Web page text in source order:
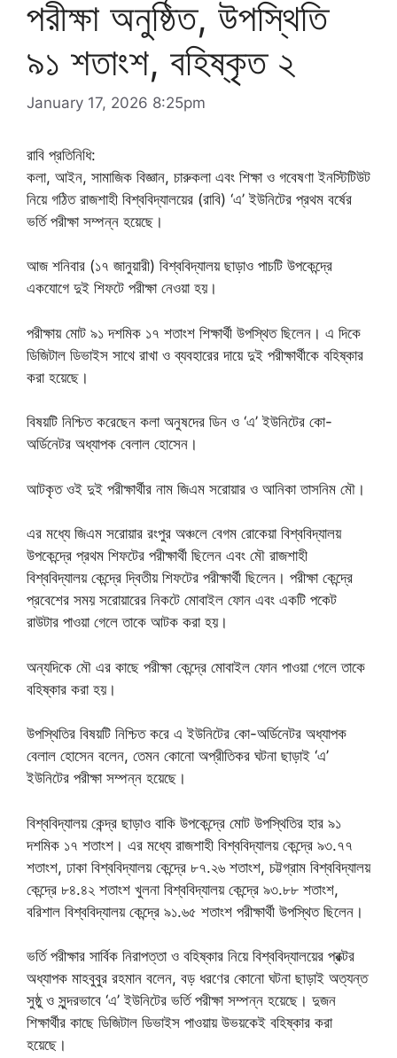
পরীক্ষা অনুষ্ঠিত, উপস্থিতি
৯১ শতাংশ, বহিষ্কৃত ২
January 17, 2026 8:25pm
রাবি প্রতিনিধি:
কলা, আইন, সামাজিক বিজ্ঞান, চারুকলা এবং শিক্ষা ও গবেষণা ইনস্টিটিউট
নিয়ে গঠিত রাজশাহী বিশ্ববিদ্যালয়ের (রাবি) ‘এ’ ইউনিটের প্রথম বর্ষের
ভর্তি পরীক্ষা সম্পন্ন হয়েছে।
আজ শনিবার (১৭ জানুয়ারী) বিশ্ববিদ্যালয় ছাড়াও পাচটি উপকেন্দ্রে
একযোগে দুই শিফটে পরীক্ষা নেওয়া হয়।
পরীক্ষায় মোট ৯১ দশমিক ১৭ শতাংশ শিক্ষার্থী উপস্থিত ছিলেন। এ দিকে
ডিজিটাল ডিভাইস সাথে রাখা ও ব্যবহারের দায়ে দুই পরীক্ষার্থীকে বহিষ্কার
করা হয়েছে।
বিষয়টি নিশ্চিত করেছেন কলা অনুষদের ডিন ও ‘এ’ ইউনিটের কো-
অর্ডিনেটর অধ্যাপক বেলাল হোসেন।
আটকৃত ওই দুই পরীক্ষার্থীর নাম জিএম সরোয়ার ও আনিকা তাসনিম মৌ।
এর মধ্যে জিএম সরোয়ার রংপুর অঞ্চলে বেগম রোকেয়া বিশ্ববিদ্যালয়
উপকেন্দ্রে প্রথম শিফটের পরীক্ষার্থী ছিলেন এবং মৌ রাজশাহী
বিশ্ববিদ্যালয় কেন্দ্রে দ্বিতীয় শিফটের পরীক্ষার্থী ছিলেন। পরীক্ষা কেন্দ্রে
প্রবেশের সময় সরোয়ারের নিকটে মোবাইল ফোন এবং একটি পকেট
রাউটার পাওয়া গেলে তাকে আটক করা হয়।
অন্যদিকে মৌ এর কাছে পরীক্ষা কেন্দ্রে মোবাইল ফোন পাওয়া গেলে তাকে
বহিষ্কার করা হয়।
উপস্থিতির বিষয়টি নিশ্চিত করে এ ইউনিটের কো-অর্ডিনেটর অধ্যাপক
বেলাল হোসেন বলেন, তেমন কোনো অপ্রীতিকর ঘটনা ছাড়াই ‘এ’
ইউনিটের পরীক্ষা সম্পন্ন হয়েছে।
বিশ্ববিদ্যালয় কেন্দ্র ছাড়াও বাকি উপকেন্দ্রে মোট উপস্থিতির হার ৯১
দশমিক ১৭ শতাংশ। এর মধ্যে রাজশাহী বিশ্ববিদ্যালয় কেন্দ্রে ৯৩.৭৭
শতাংশ, ঢাকা বিশ্ববিদ্যালয় কেন্দ্রে ৮৭.২৬ শতাংশ, চট্টগ্রাম বিশ্ববিদ্যালয়
কেন্দ্রে ৮৪.৪২ শতাংশ খুলনা বিশ্ববিদ্যালয় কেন্দ্রে ৯৩.৮৮ শতাংশ,
বরিশাল বিশ্ববিদ্যালয় কেন্দ্রে ৯১.৬৫ শতাংশ পরীক্ষার্থী উপস্থিত ছিলেন।
ভর্তি পরীক্ষার সার্বিক নিরাপত্তা ও বহিষ্কার নিয়ে বিশ্ববিদ্যালয়ের প্রক্টর
অধ্যাপক মাহবুবুর রহমান বলেন, বড় ধরণের কোনো ঘটনা ছাড়াই অত্যন্ত
সুষ্ঠু ও সুন্দরভাবে ‘এ’ ইউনিটের ভর্তি পরীক্ষা সম্পন্ন হয়েছে। দুজন
শিক্ষার্থীর কাছে ডিজিটাল ডিভাইস পাওয়ায় উভয়কেই বহিষ্কার করা
হয়েছে।